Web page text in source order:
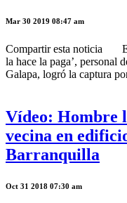
Mar 30 2019 08:47 am
Compartir esta noticia
la hace la paga’, personal
Galapa, logró la captura
Vídeo: Hombre
vecina en
Barranquilla
Oct 31 2018 07:30 am